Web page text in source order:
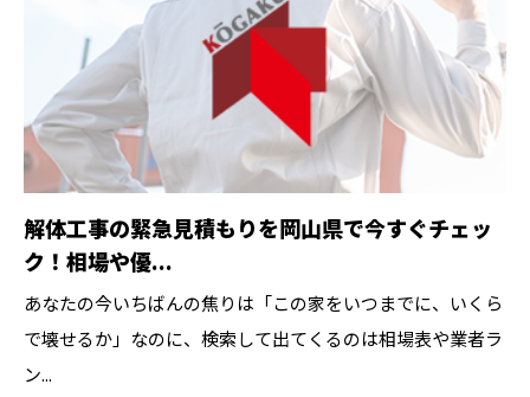
解体工事の緊急見積もりを岡山県で今すぐチェッ
ク！相場や優...
あなたの今いちばんの焦りは「この家をいつまでに、いくら
で壊せるか」なのに、検索して出てくるのは相場表や業者ラ
ン...